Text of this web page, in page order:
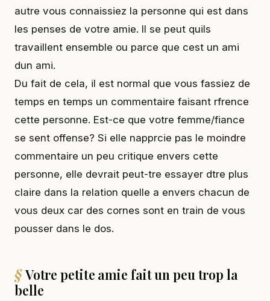
autre vous connaissiez la personne qui est dans
les penses de votre amie. Il se peut quils
travaillent ensemble ou parce que cest un ami
dun ami.
Du fait de cela, il est normal que vous fassiez de
temps en temps un commentaire faisant rfrence
cette personne. Est-ce que votre femme/fiance
se sent offense? Si elle napprcie pas le moindre
commentaire un peu critique envers cette
personne, elle devrait peut-tre essayer dtre plus
claire dans la relation quelle a envers chacun de
vous deux car des cornes sont en train de vous
pousser dans le dos.
Votre petite amie fait un peu trop la
belle